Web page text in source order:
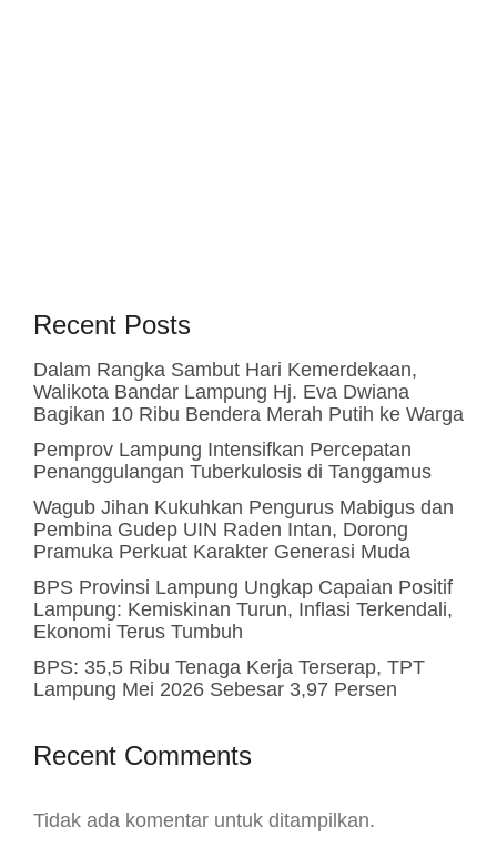
Recent Posts
Dalam Rangka Sambut Hari Kemerdekaan,
Walikota Bandar Lampung Hj. Eva Dwiana
Bagikan 10 Ribu Bendera Merah Putih ke Warga
Pemprov Lampung Intensifkan Percepatan
Penanggulangan Tuberkulosis di Tanggamus
Wagub Jihan Kukuhkan Pengurus Mabigus dan
Pembina Gudep UIN Raden Intan, Dorong
Pramuka Perkuat Karakter Generasi Muda
BPS Provinsi Lampung Ungkap Capaian Positif
Lampung: Kemiskinan Turun, Inflasi Terkendali,
Ekonomi Terus Tumbuh
BPS: 35,5 Ribu Tenaga Kerja Terserap, TPT
Lampung Mei 2026 Sebesar 3,97 Persen
Recent Comments
Tidak ada komentar untuk ditampilkan.